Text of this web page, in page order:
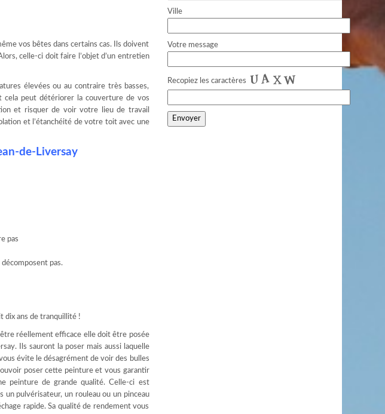
vos bêtes dans certains cas. Ils doivent
celle-ci doit faire l’objet d’un entretien
élevées ou au contraire très basses,
cela peut détériorer la couverture de vos
et risquer de voir votre lieu de travail
et l’étanchéité de votre toit avec une
de-Liversay
pas
pas.
dix ans de tranquillité !
réellement efficace elle doit être posée
Ils sauront la poser mais aussi laquelle
évite le désagrément de voir des bulles
poser cette peinture et vous garantir
peinture de grande qualité. Celle-ci est
pulvérisateur, un rouleau ou un pinceau
rapide. Sa qualité de rendement vous
Ville
Votre message
Recopiez les caractères